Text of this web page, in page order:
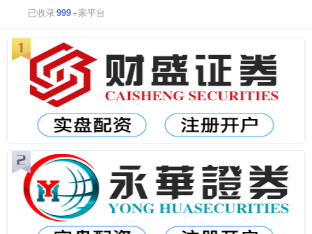
已收录999+家平台